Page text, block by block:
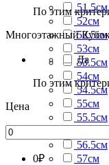
51.5см
52см
52.5см
53см
53.5см
54см
54.5см
55см
55.5см
56.5см
57см
По этим
Многоэтажный
Да
По этим
Цена
0₽